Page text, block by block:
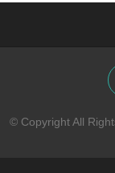
© Copyright All